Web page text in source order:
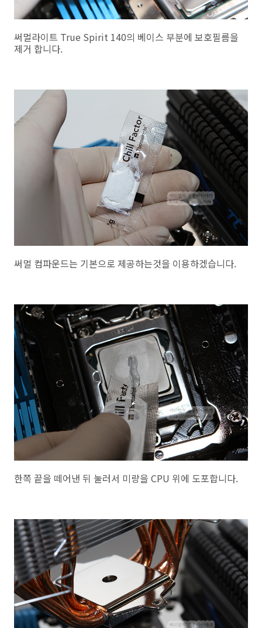
써멀라이트 True Spirit 140의 베이스 부분에 보호필름을
제거 합니다.
써멀 컴파운드는 기본으로 제공하는것을 이용하겠습니다.
한쪽 끝을 떼어낸 뒤 눌러서 미량을 CPU 위에 도포합니다.